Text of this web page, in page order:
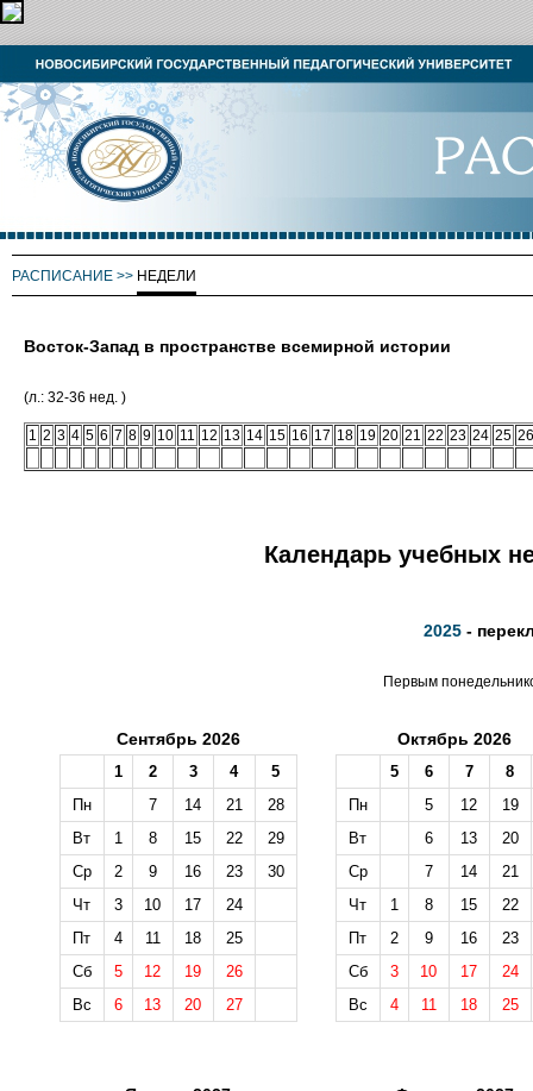
РАСПИСАНИЕ >> НЕДЕЛИ
Восток-Запад в пространстве всемирной истории
(л.: 32-36 нед. )
1 2 3 4 5 6 7 8 9 10 11 12 13 14 15 16 17 18 19 20 21 22 23 24 25 26
Календарь учебных
2025 -
Первым
Сентябрь 2026
1 2 3 4
5
Пн
7 14 21
28
Вт
1 8 15 22
29
Ср
2 9 16 23
30
Чт
3 10 17
24
Пт
4 11 18
25
Сб
5 12 19
26
Вс
6 13 20 27
Октябрь 2026
5 6 7
8
Пн
5 12
19
Вт
6 13
20
Ср
7 14
21
Чт
1 8 15
22
Пт
2 9 16
23
Сб
3 10 17
24
Вс
4 11 18 25